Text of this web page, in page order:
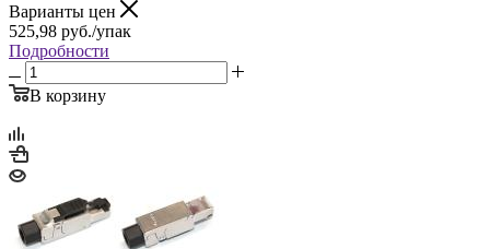
Варианты цен
525,98 руб./упак
Подробности
В корзину